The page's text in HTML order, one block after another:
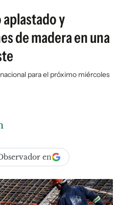
y
de madera en una
para el próximo miércoles
en